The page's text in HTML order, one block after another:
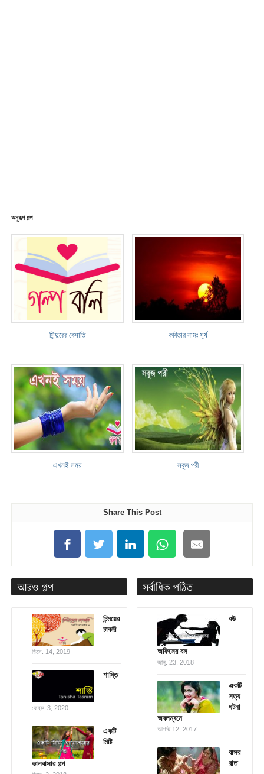
অনুরূপ গল্প
সিন্দুরের বেসাতি কবিতার নামঃ সূর্য
এখনই সময় সবুজ পরী
Share This Post
আরও গল্প
চিন্ময়ের
চাকরি
ডিসে. 14, 2019
শাস্তি
ফেব্রু. 3, 2020
একটি
মিষ্টি
ভালবাসার গল্প
সর্বাধিক পঠিত
বউ
অফিসের বস
জানু. 23, 2018
একটি
সত্য
ঘটনা
অবলম্বনে
আগস্ট 12, 2017
বাসর
রাত